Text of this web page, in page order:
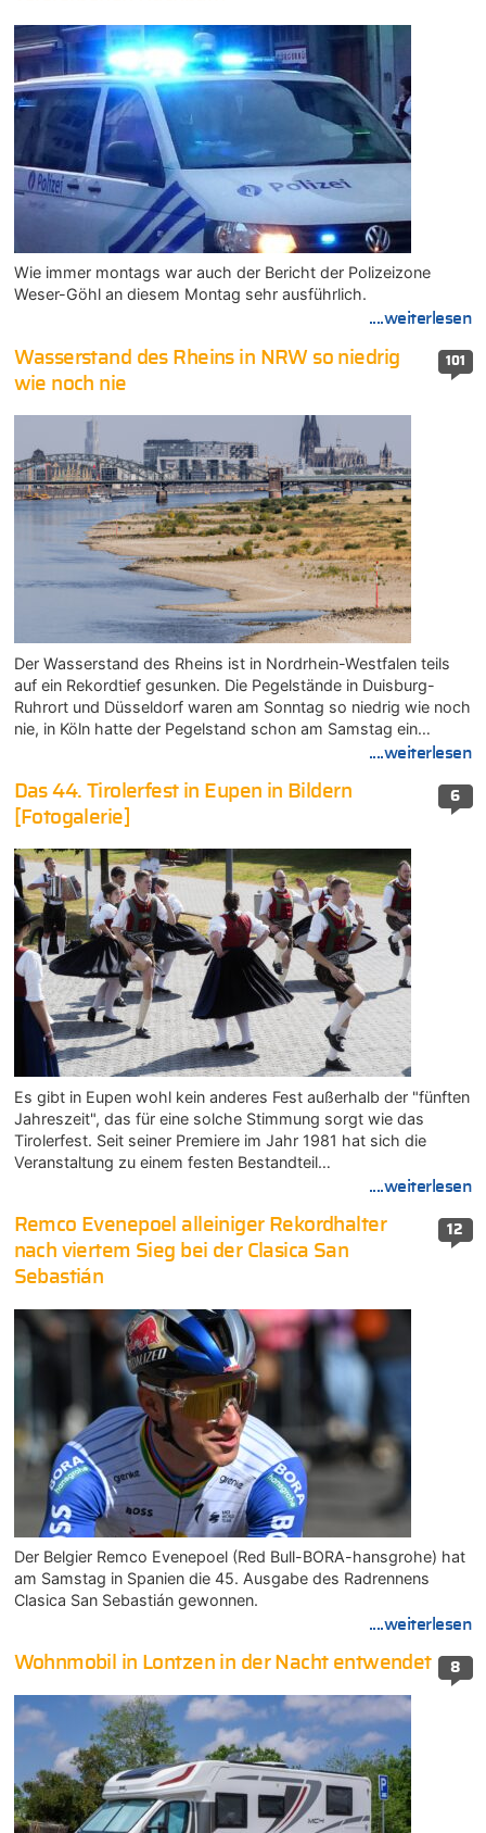
Wie immer montags war auch der Bericht der Polizeizone
Weser-Göhl an diesem Montag sehr ausführlich.
....weiterlesen
101
Wasserstand des Rheins in NRW so niedrig
wie noch nie
Der Wasserstand des Rheins ist in Nordrhein-Westfalen teils
auf ein Rekordtief gesunken. Die Pegelstände in Duisburg-
Ruhrort und Düsseldorf waren am Sonntag so niedrig wie noch
nie, in Köln hatte der Pegelstand schon am Samstag ein…
....weiterlesen
6
Das 44. Tirolerfest in Eupen in Bildern
[Fotogalerie]
Es gibt in Eupen wohl kein anderes Fest außerhalb der "fünften
Jahreszeit", das für eine solche Stimmung sorgt wie das
Tirolerfest. Seit seiner Premiere im Jahr 1981 hat sich die
Veranstaltung zu einem festen Bestandteil…
....weiterlesen
12
Remco Evenepoel alleiniger Rekordhalter
nach viertem Sieg bei der Clasica San
Sebastián
Der Belgier Remco Evenepoel (Red Bull-BORA-hansgrohe) hat
am Samstag in Spanien die 45. Ausgabe des Radrennens
Clasica San Sebastián gewonnen.
....weiterlesen
8
Wohnmobil in Lontzen in der Nacht entwendet